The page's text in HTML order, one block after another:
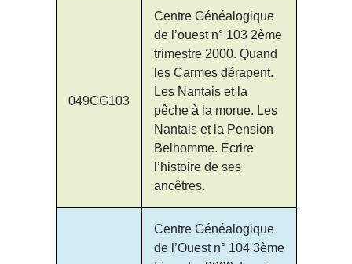
049CG103
Centre Généalogique
de l’ouest n° 103 2ème
trimestre 2000. Quand
les Carmes dérapent.
Les Nantais et la
pêche à la morue. Les
Nantais et la Pension
Belhomme. Ecrire
l’histoire de ses
ancêtres.
Centre Généalogique
de l’Ouest n° 104 3ème